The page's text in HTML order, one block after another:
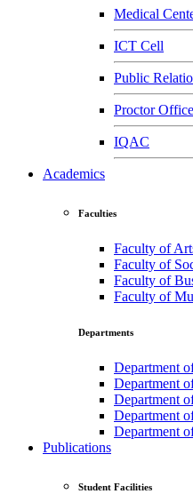
Medical
ICT Cell
Public
Proctor Office
IQAC
Academics
Faculties
Faculty of
Faculty of
Faculty of
Faculty of
Departments
Department
Department
Department
Department
Department
Publications
Student Facilities